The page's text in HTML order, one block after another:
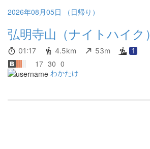
2026年08月05日 （日帰り）
弘明寺山（ナイトハイク）
01:17 4.5km 53m 1
17 30 0
わかたけ